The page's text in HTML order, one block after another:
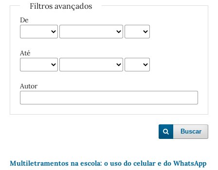
Filtros avançados
De
Até
Autor
Buscar
Multiletramentos na escola: o uso do celular e do WhatsApp